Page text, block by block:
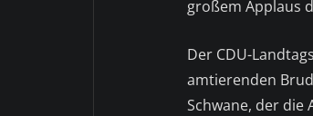
großem Applaus
Der CDU-
amtierenden
Schwane, der